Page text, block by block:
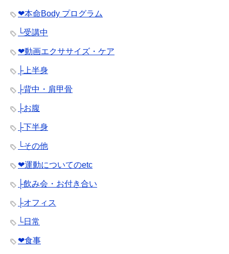
❤︎本命Body プログラム
└受講中
❤︎動画エクササイズ・ケア
├上半身
├背中・肩甲骨
├お腹
├下半身
└その他
❤︎運動についてのetc
├飲み会・お付き合い
├オフィス
└日常
❤︎食事